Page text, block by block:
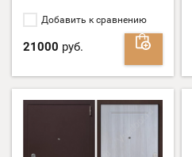
Добавить к сравнению
21000 руб.